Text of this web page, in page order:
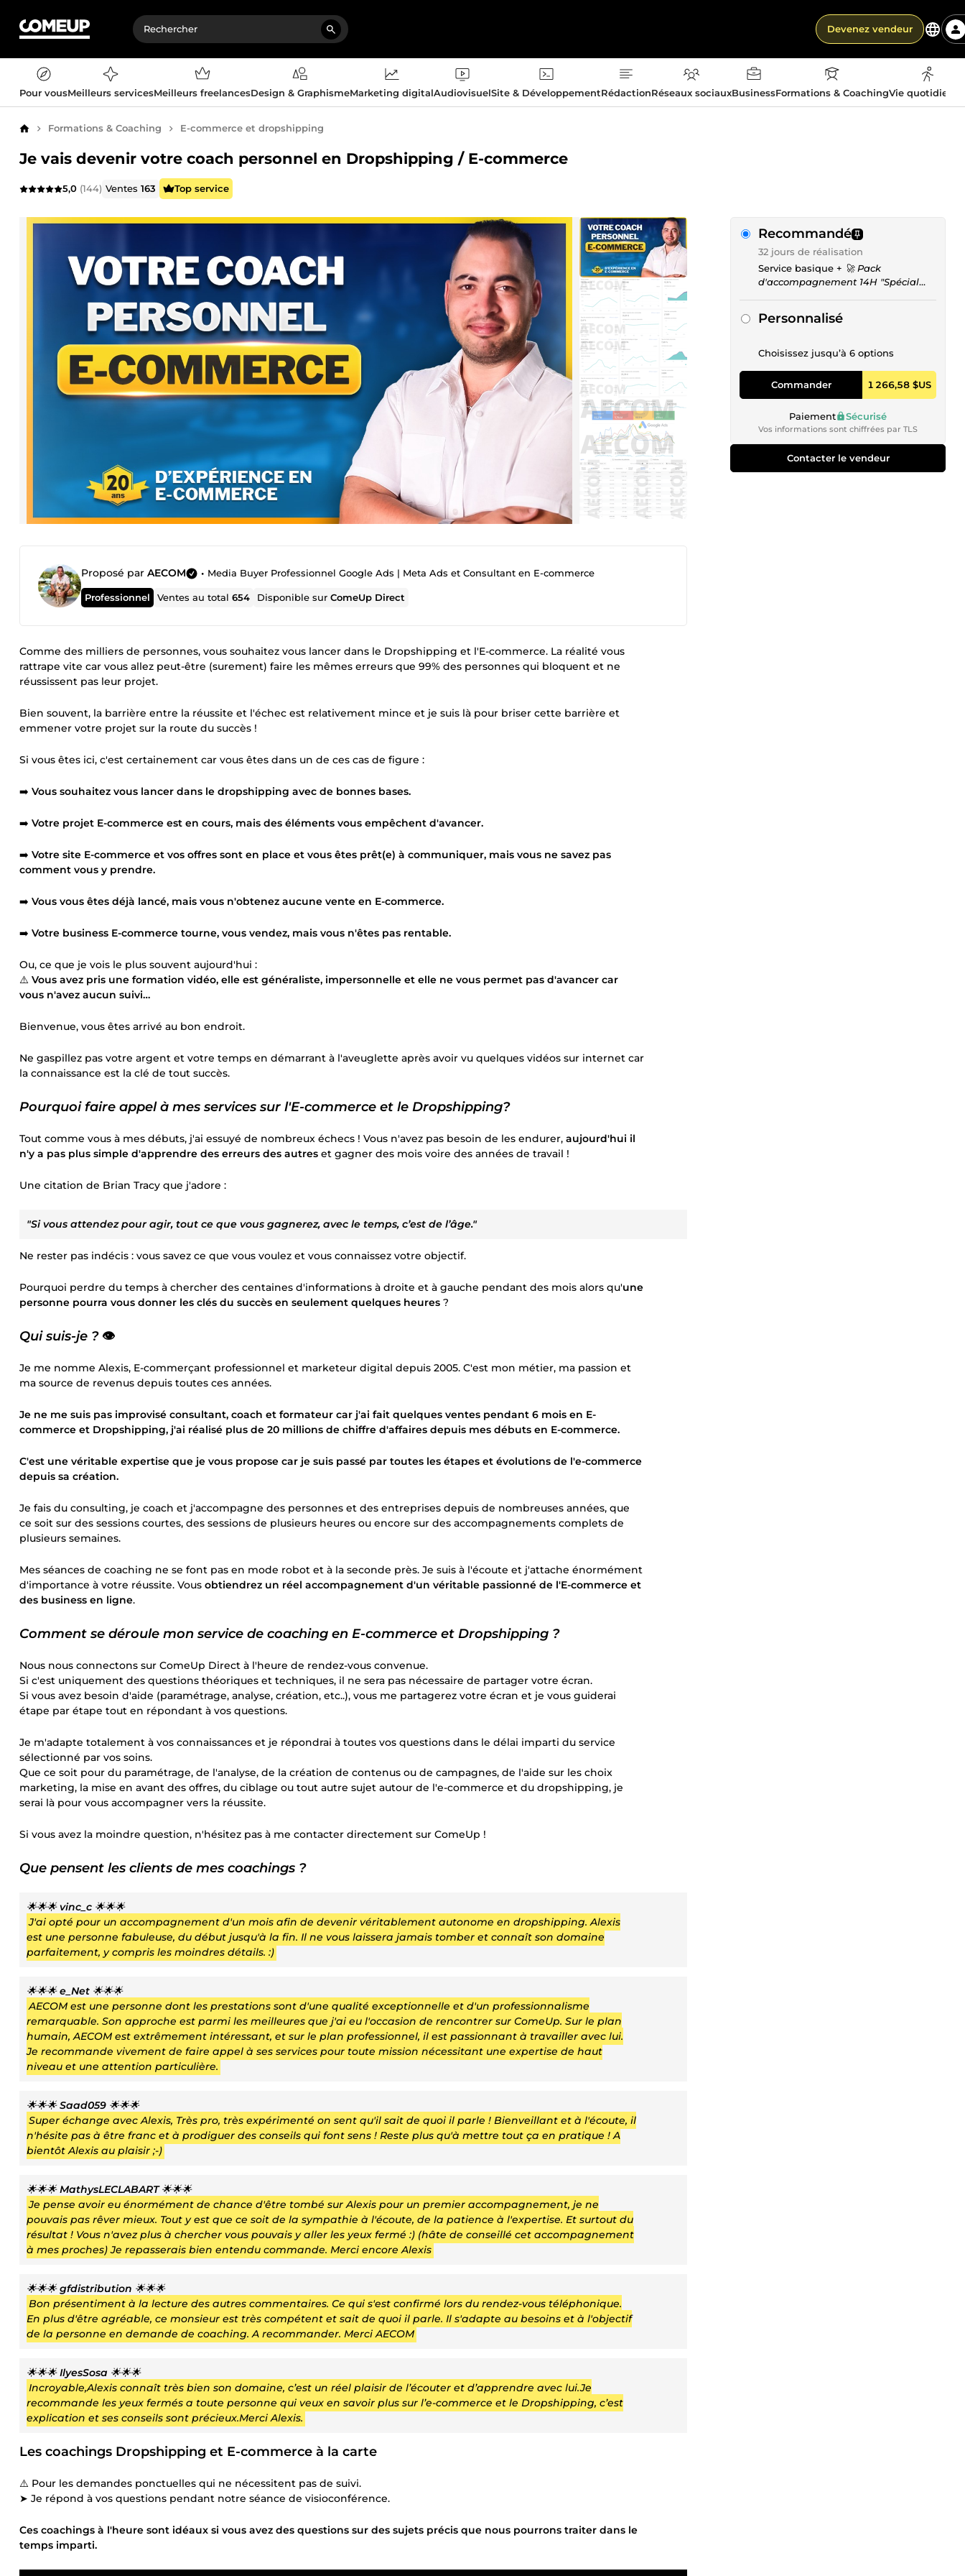
Devenez vendeur
Pour vousMeilleurs servicesMeilleurs freelancesDesign & GraphismeMarketing digitalAudiovisuelSite & DéveloppementRédactionRéseaux sociauxBusinessFormations & CoachingVie
AccueilFormations & Coaching E-commerce et dropshipping
Je vais devenir votre coach personnel en Dropshipping / E-commerce
5,0 (144) Ventes163 Top service
Proposé par AECOM • Media Buyer Professionnel Google Ads | Meta Ads et Consultant en E-commerce
Professionnel Ventes au total654 Disponible surComeUp Direct
Comme des milliers de personnes, vous souhaitez vous lancer dans le Dropshipping et l'E-commerce. La réalité vous
rattrape vite car vous allez peut-être (surement) faire les mêmes erreurs que 99% des personnes qui bloquent et ne
réussissent pas leur projet.
Bien souvent, la barrière entre la réussite et l'échec est relativement mince et je suis là pour briser cette barrière et
emmener votre projet sur la route du succès !
Si vous êtes ici, c'est certainement car vous êtes dans un de ces cas de figure :
➡️ Vous souhaitez vous lancer dans le dropshipping avec de bonnes bases.
➡️ Votre projet E-commerce est en cours, mais des éléments vous empêchent d'avancer.
➡️ Votre site E-commerce et vos offres sont en place et vous êtes prêt(e) à communiquer, mais vous ne savez pas
comment vous y prendre.
➡️ Vous vous êtes déjà lancé, mais vous n'obtenez aucune vente en E-commerce.
➡️ Votre business E-commerce tourne, vous vendez, mais vous n'êtes pas rentable.
Ou, ce que je vois le plus souvent aujourd'hui :
⚠️ Vous avez pris une formation vidéo, elle est généraliste, impersonnelle et elle ne vous permet pas d'avancer car
vous n'avez aucun suivi…
Bienvenue, vous êtes arrivé au bon endroit.
Ne gaspillez pas votre argent et votre temps en démarrant à l'aveuglette après avoir vu quelques vidéos sur internet car
la connaissance est la clé de tout succès.
Pourquoi faire appel à mes services sur l'E-commerce et le Dropshipping?
Tout comme vous à mes débuts, j'ai essuyé de nombreux échecs ! Vous n'avez pas besoin de les endurer, aujourd'hui il
n'y a pas plus simple d'apprendre des erreurs des autres et gagner des mois voire des années de travail !
Une citation de Brian Tracy que j'adore :
"Si vous attendez pour agir, tout ce que vous gagnerez, avec le temps, c’est de l’âge."
Ne rester pas indécis : vous savez ce que vous voulez et vous connaissez votre objectif.
Pourquoi perdre du temps à chercher des centaines d'informations à droite et à gauche pendant des mois alors qu'une
personne pourra vous donner les clés du succès en seulement quelques heures ?
Qui suis-je ?👁️
Je me nomme Alexis, E-commerçant professionnel et marketeur digital depuis 2005. C'est mon métier, ma passion et
ma source de revenus depuis toutes ces années.
Je ne me suis pas improvisé consultant, coach et formateur car j'ai fait quelques ventes pendant 6 mois en E-
commerce et Dropshipping, j'ai réalisé plus de 20 millions de chiffre d'affaires depuis mes débuts en E-commerce.
C'est une véritable expertise que je vous propose car je suis passé par toutes les étapes et évolutions de l'e-commerce
depuis sa création.
Je fais du consulting, je coach et j'accompagne des personnes et des entreprises depuis de nombreuses années, que
ce soit sur des sessions courtes, des sessions de plusieurs heures ou encore sur des accompagnements complets de
plusieurs semaines.
Mes séances de coaching ne se font pas en mode robot et à la seconde près. Je suis à l'écoute et j'attache énormément
d'importance à votre réussite. Vous obtiendrez un réel accompagnement d'un véritable passionné de l'E-commerce et
des business en ligne.
Comment se déroule mon service de coaching en E-commerce et Dropshipping ?
Nous nous connectons sur ComeUp Direct à l'heure de rendez-vous convenue.
Si c'est uniquement des questions théoriques et techniques, il ne sera pas nécessaire de partager votre écran.
Si vous avez besoin d'aide (paramétrage, analyse, création, etc..), vous me partagerez votre écran et je vous guiderai
étape par étape tout en répondant à vos questions.
Je m'adapte totalement à vos connaissances et je répondrai à toutes vos questions dans le délai imparti du service
sélectionné par vos soins.
Que ce soit pour du paramétrage, de l'analyse, de la création de contenus ou de campagnes, de l'aide sur les choix
marketing, la mise en avant des offres, du ciblage ou tout autre sujet autour de l'e-commerce et du dropshipping, je
serai là pour vous accompagner vers la réussite.
Si vous avez la moindre question, n'hésitez pas à me contacter directement sur ComeUp !
Que pensent les clients de mes coachings ?
🌟🌟🌟vinc_c 🌟🌟🌟
J'ai opté pour un accompagnement d'un mois afin de devenir véritablement autonome en dropshipping. Alexis
est une personne fabuleuse, du début jusqu'à la fin. Il ne vous laissera jamais tomber et connaît son domaine
parfaitement, y compris les moindres détails. :)
🌟🌟🌟e_Net 🌟🌟🌟
AECOM est une personne dont les prestations sont d'une qualité exceptionnelle et d'un professionnalisme
remarquable. Son approche est parmi les meilleures que j'ai eu l'occasion de rencontrer sur ComeUp. Sur le plan
humain, AECOM est extrêmement intéressant, et sur le plan professionnel, il est passionnant à travailler avec lui.
Je recommande vivement de faire appel à ses services pour toute mission nécessitant une expertise de haut
niveau et une attention particulière.
🌟🌟🌟Saad059 🌟🌟🌟
Super échange avec Alexis, Très pro, très expérimenté on sent qu'il sait de quoi il parle ! Bienveillant et à l'écoute, il
n'hésite pas à être franc et à prodiguer des conseils qui font sens ! Reste plus qu'à mettre tout ça en pratique ! A
bientôt Alexis au plaisir ;-)
🌟🌟🌟MathysLECLABART🌟🌟🌟
Je pense avoir eu énormément de chance d'être tombé sur Alexis pour un premier accompagnement, je ne
pouvais pas rêver mieux. Tout y est que ce soit de la sympathie à l'écoute, de la patience à l'expertise. Et surtout du
résultat ! Vous n'avez plus à chercher vous pouvais y aller les yeux fermé :) (hâte de conseillé cet accompagnement
à mes proches) Je repasserais bien entendu commande. Merci encore Alexis
🌟🌟🌟gfdistribution 🌟🌟🌟
Bon présentiment à la lecture des autres commentaires. Ce qui s'est confirmé lors du rendez-vous téléphonique.
En plus d'être agréable, ce monsieur est très compétent et sait de quoi il parle. Il s'adapte au besoins et à l'objectif
de la personne en demande de coaching. A recommander. Merci AECOM
🌟🌟🌟IlyesSosa 🌟🌟🌟
Incroyable,Alexis connaît très bien son domaine, c’est un réel plaisir de l’écouter et d’apprendre avec lui.Je
recommande les yeux fermés a toute personne qui veux en savoir plus sur l’e-commerce et le Dropshipping, c’est
explication et ses conseils sont précieux.Merci Alexis.
Les coachings Dropshipping et E-commerce à la carte
⚠️ Pour les demandes ponctuelles qui ne nécessitent pas de suivi.
➤ Je répond à vos questions pendant notre séance de visioconférence.
Ces coachings à l'heure sont idéaux si vous avez des questions sur des sujets précis que nous pourrons traiter dans le
temps imparti.
Recommandé
32 jours de réalisation
Service basique + 🚀 Pack
d'accompagnement 14H "Spécial
Personnalisé
Choisissez jusqu’à 6 options
Commander 1 266,58 $US
Paiement Sécurisé
Vos informations sont chiffrées par TLS
Contacter le vendeur